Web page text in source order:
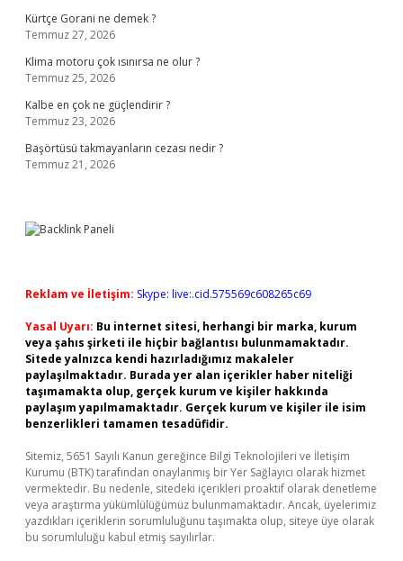
Kürtçe Gorani ne demek ?
Temmuz 27, 2026
Klima motoru çok ısınırsa ne olur ?
Temmuz 25, 2026
Kalbe en çok ne güçlendirir ?
Temmuz 23, 2026
Başörtüsü takmayanların cezası nedir ?
Temmuz 21, 2026
Reklam ve İletişim: Skype: live:.cid.575569c608265c69
Yasal Uyarı: Bu internet sitesi, herhangi bir marka, kurum
veya şahıs şirketi ile hiçbir bağlantısı bulunmamaktadır.
Sitede yalnızca kendi hazırladığımız makaleler
paylaşılmaktadır. Burada yer alan içerikler haber niteliği
taşımamakta olup, gerçek kurum ve kişiler hakkında
paylaşım yapılmamaktadır. Gerçek kurum ve kişiler ile isim
benzerlikleri tamamen tesadüfidir.
Sitemiz, 5651 Sayılı Kanun gereğince Bilgi Teknolojileri ve İletişim
Kurumu (BTK) tarafından onaylanmış bir Yer Sağlayıcı olarak hizmet
vermektedir. Bu nedenle, sitedeki içerikleri proaktif olarak denetleme
veya araştırma yükümlülüğümüz bulunmamaktadır. Ancak, üyelerimiz
yazdıkları içeriklerin sorumluluğunu taşımakta olup, siteye üye olarak
bu sorumluluğu kabul etmiş sayılırlar.